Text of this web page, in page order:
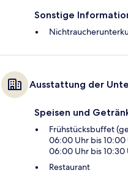
Sonstige
Ausstattung der
Speisen und
Frühstücksbuffet
06:00 Uhr bis
06:00 Uhr bis 10:30
Restaurant